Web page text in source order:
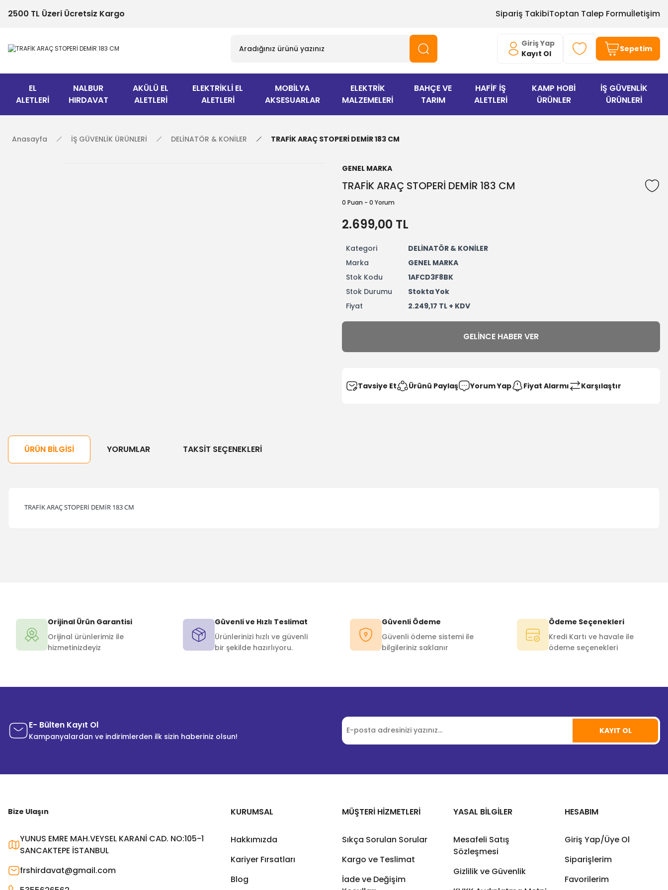
2500 TL Üzeri Ücretsiz Kargo Sipariş TakibiToptan Talep Formuİletişim
Giriş Yap
Kayıt Ol
Sepetim
EL
ALETLERİ
NALBUR
HIRDAVAT
AKÜLÜ EL
ALETLERİ
ELEKTRİKLİ EL
ALETLERİ
MOBİLYA
AKSESUARLAR
ELEKTRİK
MALZEMELERİ
BAHÇE VE
TARIM
HAFİF İŞ
ALETLERİ
KAMP HOBİ
ÜRÜNLER
İŞ GÜVENLİK
ÜRÜNLERİ
Anasayfa İŞ GÜVENLİK ÜRÜNLERİ DELİNATÖR & KONİLER TRAFİK ARAÇ STOPERİ DEMİR 183 CM
GENEL MARKA
TRAFİK ARAÇ STOPERİ DEMİR 183 CM
0 Puan - 0 Yorum
2.699,00 TL
Kategori
DELİNATÖR & KONİLER
Marka
GENEL MARKA
Stok Kodu
1AFCD3F8BK
Stok Durumu
Stokta Yok
Fiyat
2.249,17 TL + KDV
GELINCE HABER VER
Tavsiye Et Ürünü Paylaş Yorum Yap Fiyat Alarmı Karşılaştır
ÜRÜN BILGISI YORUMLAR TAKSIT SEÇENEKLERI
TRAFİK ARAÇ STOPERİ DEMİR 183 CM
Yorum Yaz
Orijinal Ürün Garantisi
Orijinal ürünlerimiz ile
hizmetinizdeyiz
Güvenli ve Hızlı Teslimat
Ürünlerinizi hızlı ve güvenli
bir şekilde hazırlıyoru.
Güvenli Ödeme
Güvenli ödeme sistemi ile
bilgileriniz saklanır
Ödeme Seçenekleri
Kredi Kartı ve havale ile
ödeme seçenekleri
E- Bülten Kayıt Ol
Kampanyalardan ve indirimlerden ilk sizin haberiniz olsun!
KAYIT OL
Bize Ulaşın
YUNUS EMRE MAH.VEYSEL KARANİ CAD. NO:105-1
SANCAKTEPE İSTANBUL
frshirdavat@gmail.com
KURUMSAL
Hakkımızda
Kariyer Fırsatları
Blog
MÜŞTERİ HİZMETLERİ
Sıkça Sorulan Sorular
Kargo ve Teslimat
İade ve Değişim
YASAL BİLGİLER
Mesafeli Satış
Sözleşmesi
Gizlilik ve Güvenlik
HESABIM
Giriş Yap/Üye Ol
Siparişlerim
Favorilerim